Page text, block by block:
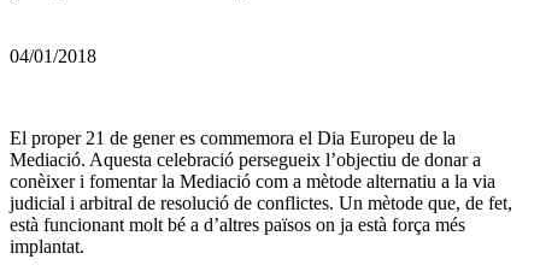
04/01/2018
El proper 21 de gener es commemora el Dia Europeu de la
Mediació. Aquesta celebració persegueix l’objectiu de donar a
conèixer i fomentar la Mediació com a mètode alternatiu a la via
judicial i arbitral de resolució de conflictes. Un mètode que, de fet,
està funcionant molt bé a d’altres països on ja està força més
implantat.